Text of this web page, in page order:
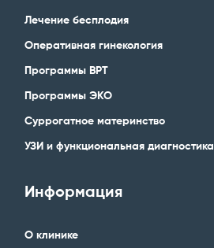
Лечение бесплодия
Оперативная гинекология
Программы ВРТ
Программы ЭКО
Суррогатное материнство
УЗИ и функциональная диагностика
Информация
О клинике